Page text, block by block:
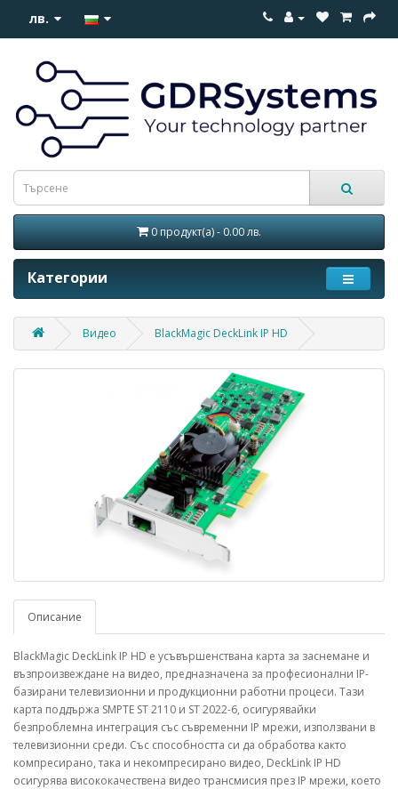
лв.
0 продукт(а) - 0.00 лв.
Категории
Видео BlackMagic DeckLink IP HD
Описание
BlackMagic DeckLink IP HD е усъвършенствана карта за заснемане и
възпроизвеждане на видео, предназначена за професионални IP-
базирани телевизионни и продукционни работни процеси. Тази
карта поддържа SMPTE ST 2110 и ST 2022-6, осигурявайки
безпроблемна интеграция със съвременни IP мрежи, използвани в
телевизионни среди. Със способността си да обработва както
компресирано, така и некомпресирано видео, DeckLink IP HD
осигурява висококачествена видео трансмисия през IP мрежи, което